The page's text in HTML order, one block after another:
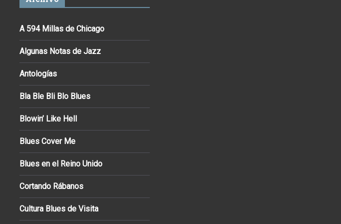
A 594 Millas de Chicago
Algunas Notas de Jazz
Antologías
Bla Ble Bli Blo Blues
Blowin’ Like Hell
Blues Cover Me
Blues en el Reino Unido
Cortando Rábanos
Cultura Blues de Visita